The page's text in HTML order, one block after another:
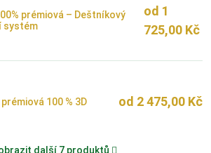
prémiová – Deštníkový
systém
od 1
725,00 Kč
100 % 3D od 2 475,00 Kč
další 7 produktů